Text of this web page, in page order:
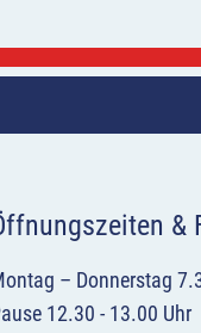
&
– Donnerstag
12.30 - 13.00 Uhr